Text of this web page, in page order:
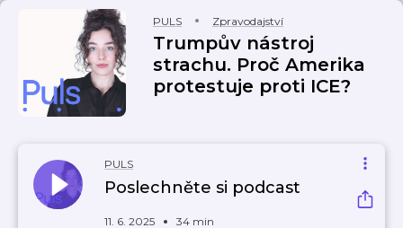
PULS Zpravodajství
Trumpův nástroj
strachu. Proč Amerika
protestuje proti ICE?
PULS
Poslechněte si podcast
11. 6. 2025 34 min